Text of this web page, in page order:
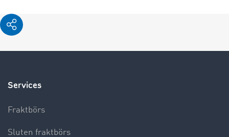
Services
Fraktbörs
Sluten fraktbörs